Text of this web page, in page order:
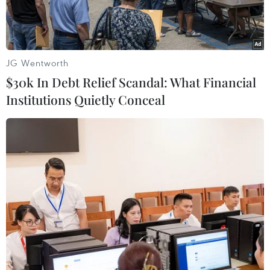
Madagascar.
Thị trưởng Antananarivo Ny Hasina Andriamanjoto phát biểu tại
buổi lễ khánh thành tôn tạo di tích Quảng trường Hồ Chí Minh
và Tượng đài Bác Hồ. (Ảnh Minh Đức/Vietnam+)
Theo phóng viên TTXVN có mặt ở thủ đô
JG Wentworth
$30k In Debt Relief Scandal: What Financial
Institutions Quietly Conceal